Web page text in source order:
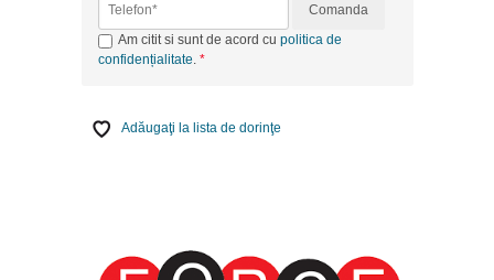
Comanda
Am citit si sunt de acord cu politica de
confidențialitate.
Adăugaţi la lista de dorinţe